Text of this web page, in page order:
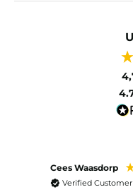
Cees Waasdorp
Verified Customer